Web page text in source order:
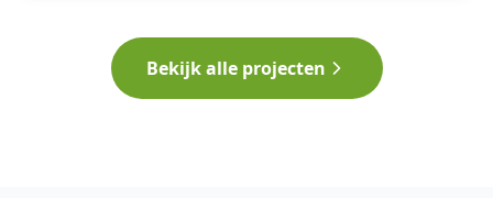
Bekijk alle projecten